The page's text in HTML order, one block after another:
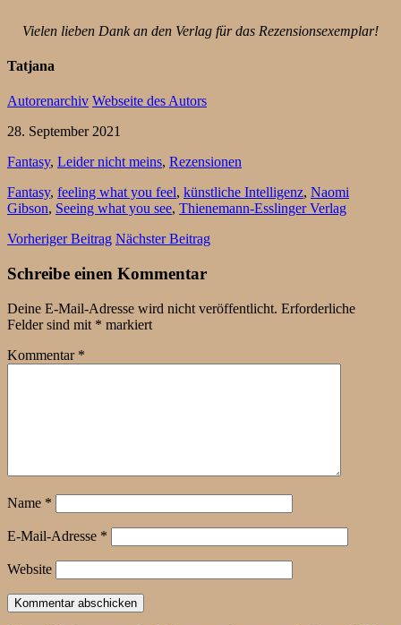
Vielen lieben Dank an den Verlag für das Rezensionsexemplar!
Tatjana
Autorenarchiv Webseite des Autors
28. September 2021
Fantasy, Leider nicht meins, Rezensionen
Fantasy, feeling what you feel, künstliche Intelligenz, Naomi
Gibson, Seeing what you see, Thienemann-Esslinger Verlag
Vorheriger Beitrag Nächster Beitrag
Schreibe einen Kommentar
Deine E-Mail-Adresse wird nicht veröffentlicht. Erforderliche
Felder sind mit * markiert
Kommentar *
Name *
E-Mail-Adresse *
Website